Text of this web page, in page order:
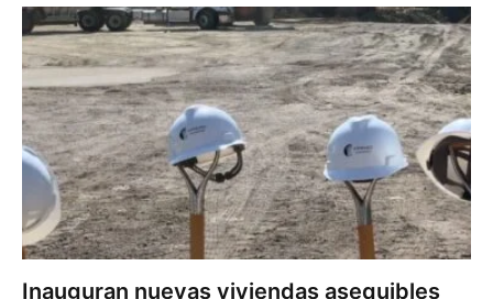
Inauguran nuevas viviendas asequibles